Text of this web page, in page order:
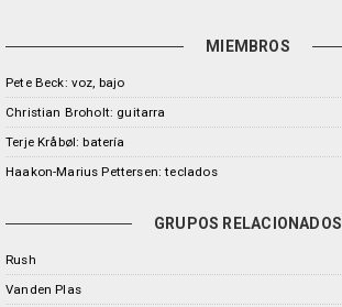
MIEMBROS
Pete Beck: voz, bajo
Christian Broholt: guitarra
Terje Kråbøl: batería
Haakon-Marius Pettersen: teclados
GRUPOS RELACIONADOS
Rush
Vanden Plas